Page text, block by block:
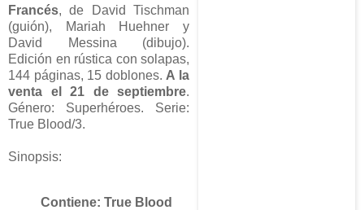
Francés, de David Tischman
(guión), Mariah Huehner y
David Messina (dibujo).
Edición en rústica con solapas,
144 páginas, 15 doblones. A la
venta el 21 de septiembre.
Género: Superhéroes. Serie:
True Blood/3.
Sinopsis:
Contiene: True Blood